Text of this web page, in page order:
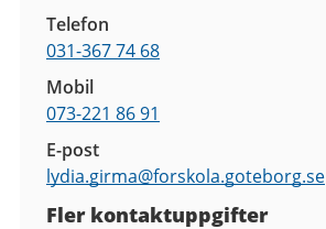
Telefon
031-367 74 68
Mobil
073-221 86 91
E-post
lydia.girma@forskola.goteborg.se
Fler kontaktuppgifter